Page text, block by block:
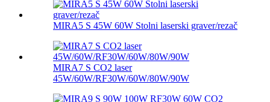
MIRA5 S 45W 60W Stolni laserski graver/rezač
MIRA7 S CO2 laser
45W/60W/RF30W/60W/80W/90W